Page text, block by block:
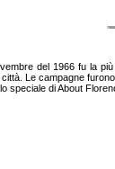
del 1966 fu la
Le campagne
speciale di About